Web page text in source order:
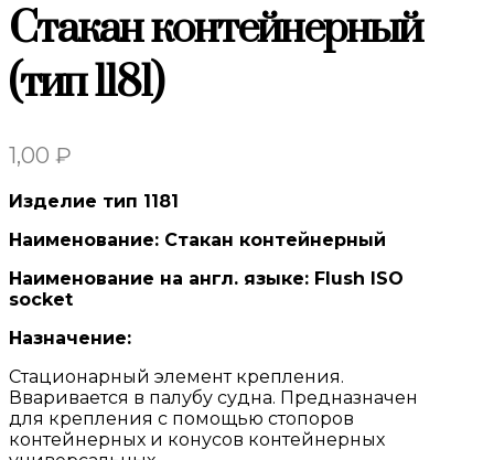
Стакан контейнерный
(тип 1181)
1,00 ₽
Изделие тип 1181
Наименование: Стакан контейнерный
Наименование на англ. языке: Flush ISO
socket
Назначение:
Стационарный элемент крепления.
Вваривается в палубу судна. Предназначен
для крепления с по­мощью стопоров
контейнерных и конусов контейнерных